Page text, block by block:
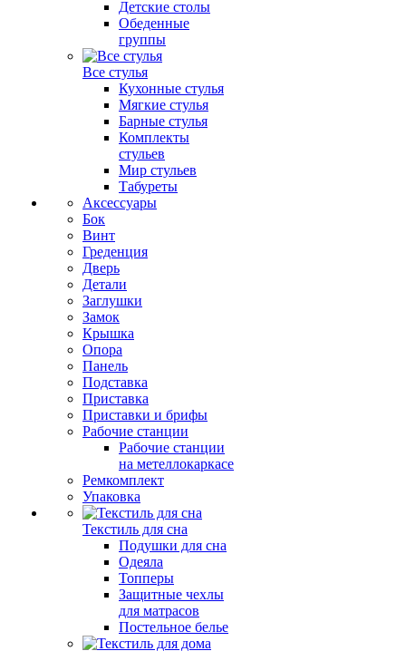
Детские столы
Обеденные
группы
Все стулья
Кухонные стулья
Мягкие стулья
Барные стулья
Комплекты
стульев
Мир стульев
Табуреты
Аксессуары
Бок
Винт
Греденция
Дверь
Детали
Заглушки
Замок
Крышка
Опора
Панель
Подставка
Приставка
Приставки и брифы
Рабочие станции
Рабочие станции
на метеллокаркасе
Ремкомплект
Упаковка
Текстиль для сна
Подушки для сна
Одеяла
Топперы
Защитные чехлы
для матрасов
Постельное белье